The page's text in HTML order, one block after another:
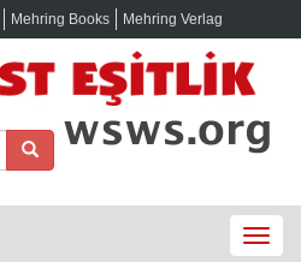
Mehring Books Mehring Verlag
Toggle